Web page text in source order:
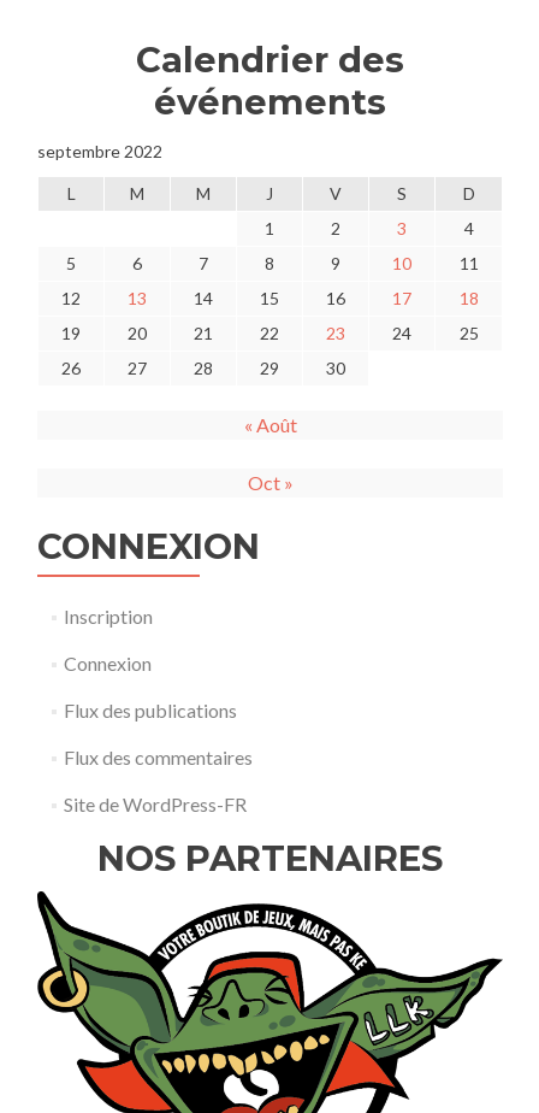
Calendrier des
événements
septembre 2022
L M M J V S
D
1
2 3
4
5
6 7 8 9 10
11
12
13 14 15 16 17
18
19
20 21 22 23 24
25
26
27 28 29 30
« Août
Oct »
CONNEXION
Inscription
Connexion
Flux des publications
Flux des commentaires
Site de WordPress-FR
NOS PARTENAIRES